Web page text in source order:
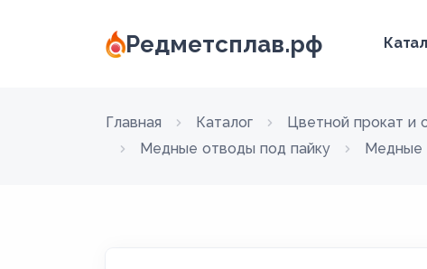
Редметсплав.рф
Главная Каталог Цветной прокат и
Медные отводы под пайку
Медные